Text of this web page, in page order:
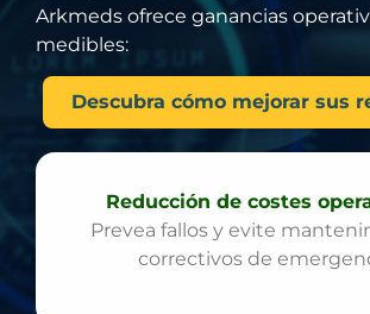
Arkmeds ofrece ganancias
medibles:
Descubra cómo mejorar sus
Reducción de costes
Prevea fallos y evite
correctivos de